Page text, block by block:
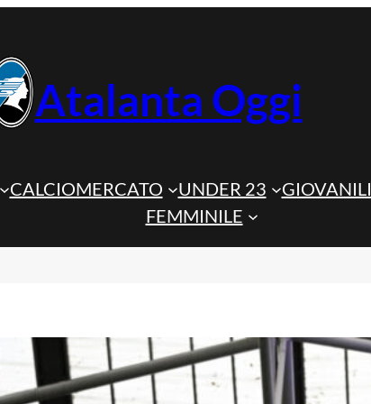
Atalanta Oggi
CALCIOMERCATO UNDER 23 GIOVANILI
FEMMINILE